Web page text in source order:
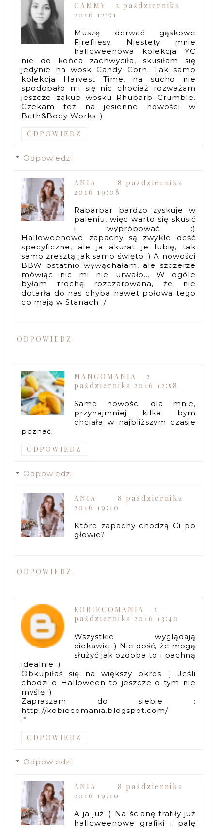
CAMMY
2 października
2016 12:51
Muszę dorwać gąskowe
Firefliesy. Niestety mnie
halloweenowa kolekcja YC
nie do końca zachwyciła, skusiłam się
jedynie na wosk Candy Corn. Tak samo
kolekcja Harvest Time, na sucho nie
spodobało mi się nic chociaż rozważam
jeszcze zakup wosku Rhubarb Crumble.
Czekam też na jesienne nowości w
Bath&Body Works :)
ODPOWIEDZ
Odpowiedzi
ANIA
8 października
2016 19:08
Rabarbar bardzo zyskuje w
paleniu, więc warto się skusić
i wypróbować :)
Halloweenowe zapachy są zwykle dość
specyficzne, ale ja akurat je lubię, tak
samo zresztą jak samo święto :) A nowości
BBW ostatnio wywąchałam, ale szczerze
mówiąc nic mi nie urwało... W ogóle
byłam trochę rozczarowana, że nie
dotarła do nas chyba nawet połowa tego
co mają w Stanach :/
ODPOWIEDZ
MANGOMANIA
2
października 2016 12:58
Same nowości dla mnie,
przynajmniej kilka bym
chciała w najbliższym czasie
poznać.
ODPOWIEDZ
Odpowiedzi
ANIA
8 października
2016 19:10
Które zapachy chodzą Ci po
głowie?
ODPOWIEDZ
KOBIECOMANIA
2
października 2016 13:40
Wszystkie wyglądają
ciekawie ;) Nie dość, że mogą
służyć jak ozdoba to i pachną
idealnie ;)
Obkupiłaś się na większy okres ;) Jeśli
chodzi o Halloween to jeszcze o tym nie
myślę ;)
Zapraszam do siebie :
http://kobiecomania.blogspot.com/
;*
ODPOWIEDZ
Odpowiedzi
ANIA
8 października
2016 19:10
A ja już :) Na ścianę trafiły już
halloweenowe grafiki i palę